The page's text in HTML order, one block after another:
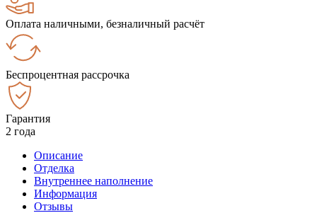
Оплата наличными, безналичный расчёт
Беспроцентная рассрочка
Гарантия
2 года
Описание
Отделка
Внутреннее наполнение
Информация
Отзывы